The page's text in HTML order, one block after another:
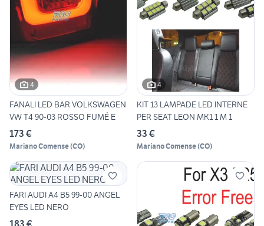
4
FANALI LED BAR VOLKSWAGEN
VW T4 90-03 ROSSO FUMÉ E
173 €
Mariano Comense(CO)
4
KIT 13 LAMPADE LED INTERNE
PER SEAT LEON MK1 1 M 1
33 €
Mariano Comense(CO)
FARI AUDI A4 B5 99-00 ANGEL
EYES LED NERO